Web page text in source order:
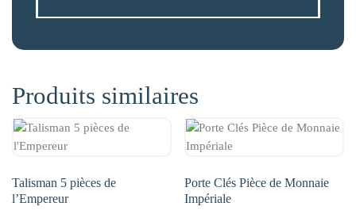
Produits similaires
Talisman 5 pièces de
l’Empereur
Porte Clés Pièce de Monnaie
Impériale